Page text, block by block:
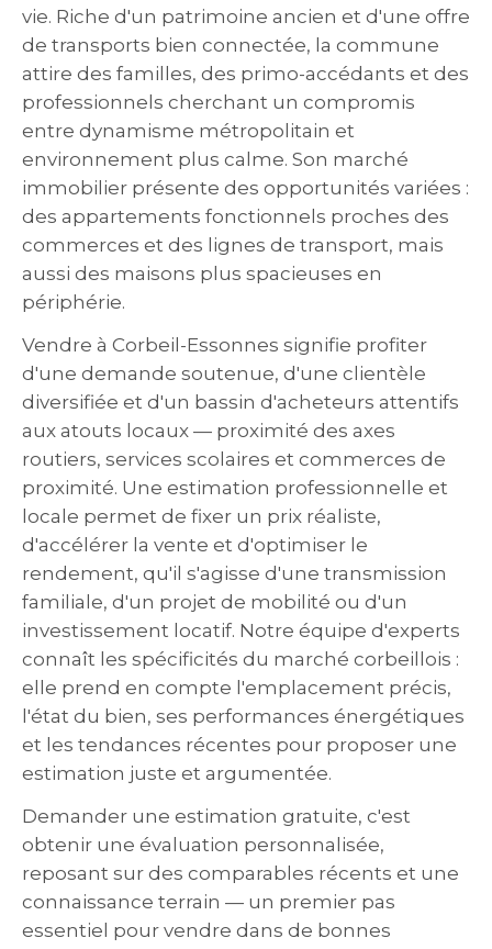
vie. Riche d'un patrimoine ancien et d'une offre
de transports bien connectée, la commune
attire des familles, des primo-accédants et des
professionnels cherchant un compromis
entre dynamisme métropolitain et
environnement plus calme. Son marché
immobilier présente des opportunités variées :
des appartements fonctionnels proches des
commerces et des lignes de transport, mais
aussi des maisons plus spacieuses en
périphérie.
Vendre à Corbeil-Essonnes signifie profiter
d'une demande soutenue, d'une clientèle
diversifiée et d'un bassin d'acheteurs attentifs
aux atouts locaux — proximité des axes
routiers, services scolaires et commerces de
proximité. Une estimation professionnelle et
locale permet de fixer un prix réaliste,
d'accélérer la vente et d'optimiser le
rendement, qu'il s'agisse d'une transmission
familiale, d'un projet de mobilité ou d'un
investissement locatif. Notre équipe d'experts
connaît les spécificités du marché corbeillois :
elle prend en compte l'emplacement précis,
l'état du bien, ses performances énergétiques
et les tendances récentes pour proposer une
estimation juste et argumentée.
Demander une estimation gratuite, c'est
obtenir une évaluation personnalisée,
reposant sur des comparables récents et une
connaissance terrain — un premier pas
essentiel pour vendre dans de bonnes